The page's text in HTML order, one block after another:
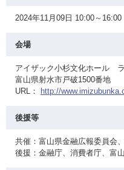
2024年11月09日 10:00～16:00
会場
アイザック小杉文化ホール
富山県射水市戸破1500番地
URL：
http://
後援等
共催：富山県金融広報委員会
後援：金融庁、消費者庁、富